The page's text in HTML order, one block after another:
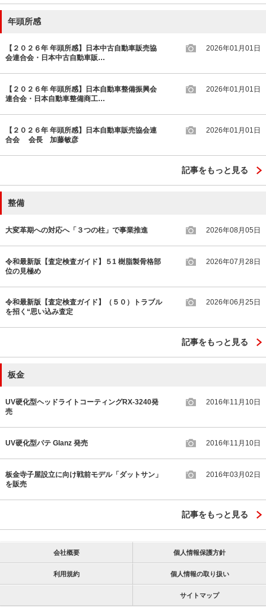
年頭所感
【２０２６年 年頭所感】日本中古自動車販売協
会連合会・日本中古自動車販…
2026年01月01日
【２０２６年 年頭所感】日本自動車整備振興会
連合会・日本自動車整備商工…
2026年01月01日
【２０２６年 年頭所感】日本自動車販売協会連
合会 会長 加藤敏彦
2026年01月01日
記事をもっと見る
整備
大変革期への対応へ「３つの柱」で事業推進 2026年08月05日
令和最新版【査定検査ガイド】５1 樹脂製骨格部
位の見極め
2026年07月28日
令和最新版【査定検査ガイド】（５０）トラブル
を招く“思い込み査定
2026年06月25日
記事をもっと見る
板金
UV硬化型ヘッドライトコーティングRX-3240発
売
2016年11月10日
UV硬化型パテ Glanz 発売 2016年11月10日
板金寺子屋設立に向け戦前モデル「ダットサン」
を販売
2016年03月02日
記事をもっと見る
会社概要 個人情報保護方針
利用規約 個人情報の取り扱い
サイトマップ